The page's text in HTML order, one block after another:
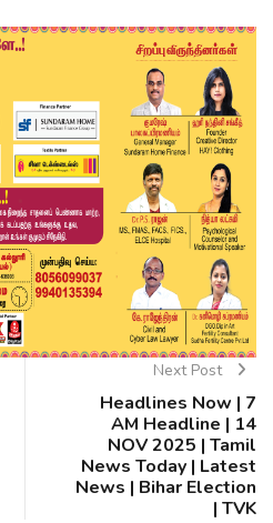
Next Post
Headlines Now | 7
AM Headline | 14
NOV 2025 | Tamil
News Today | Latest
News | Bihar Election
| TVK